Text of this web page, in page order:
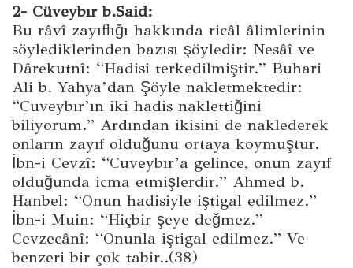
2- Cüveybır b.Said:
Bu râvî zayıflığı hakkında ricâl âlimlerinin
söylediklerinden bazısı şöyledir: Nesâî ve
Dârekutnî: “Hadisi terkedilmiştir.” Buhari
Ali b. Yahya’dan Şöyle nakletmektedir:
“Cuveybır’ın iki hadis naklettiğini
biliyorum.” Ardından ikisini de naklederek
onların zayıf olduğunu ortaya koymuştur.
İbn-i Cevzî: “Cuveybır’a gelince, onun zayıf
olduğunda icma etmişlerdir.” Ahmed b.
Hanbel: “Onun hadisiyle iştigal edilmez.”
İbn-i Muin: “Hiçbir şeye değmez.”
Cevzecânî: “Onunla iştigal edilmez.” Ve
benzeri bir çok tabir..(38)